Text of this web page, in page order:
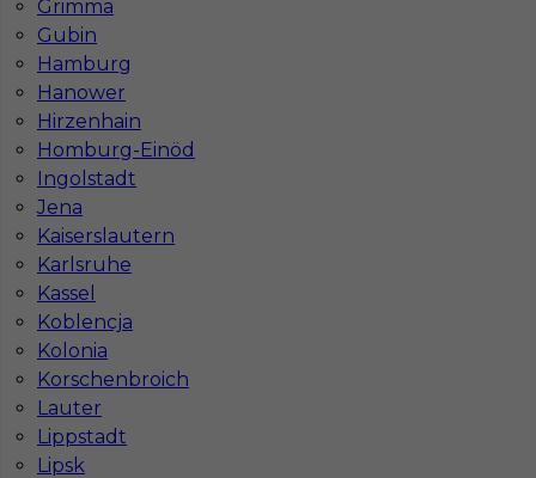
Grimma
Gubin
Hamburg
Hanower
Hirzenhain
Homburg-Einöd
Ingolstadt
Jena
Kaiserslautern
Karlsruhe
Kassel
Koblencja
Kolonia
Korschenbroich
Lauter
Lippstadt
Lipsk
Lokalizacja
Wymagane języki
komunikatywny
Stawka 15 - 17 € / h
Praca w Niemczech: wymiana stropów
drewnianych na betonowe 15€/h